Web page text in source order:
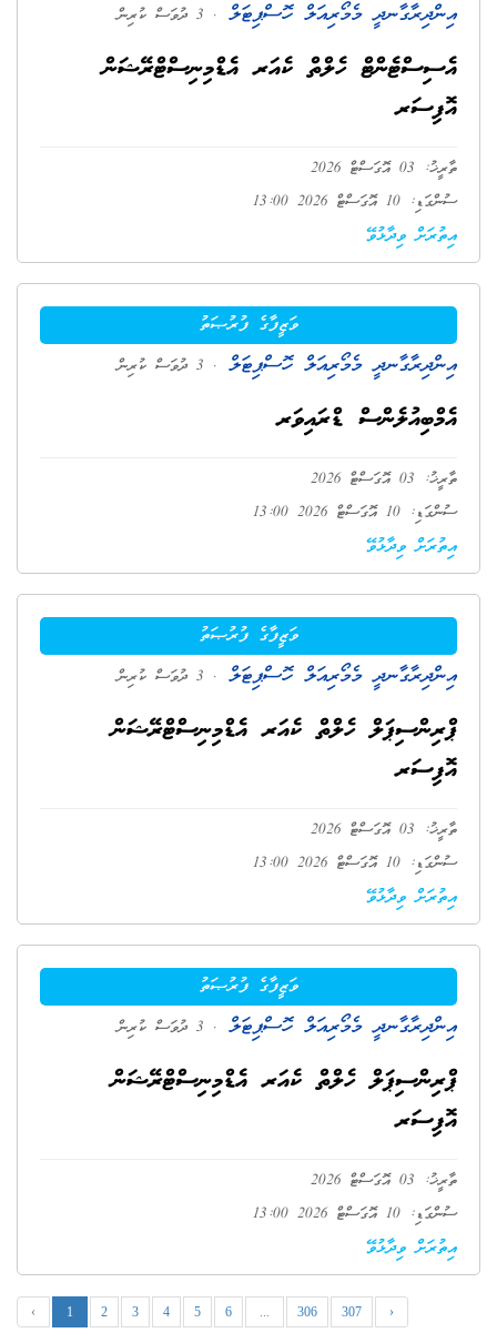
އިންދިރާގާނދީ މެމޯރިއަލް ހޮސްޕިޓަލް . 3 ދުވަސް ކުރިން
އެސިސްޓެންޓް ހެލްތް ކެއަރ އެޑްމިނިސްޓްރޭޝަން
އޮފިސަރ
ތާރީޚު: 03 އޮގަސްޓް 2026
ސުންގަޑި: 10 އޮގަސްޓް 2026 13:00
އިތުރަށް ވިދާޅުވޭ
ވަޒީފާގެ ފުރުޞަތު
އިންދިރާގާނދީ މެމޯރިއަލް ހޮސްޕިޓަލް . 3 ދުވަސް ކުރިން
އެމްބިއުލެންސް ޑްރައިވަރ
ތާރީޚު: 03 އޮގަސްޓް 2026
ސުންގަޑި: 10 އޮގަސްޓް 2026 13:00
އިތުރަށް ވިދާޅުވޭ
ވަޒީފާގެ ފުރުޞަތު
އިންދިރާގާނދީ މެމޯރިއަލް ހޮސްޕިޓަލް . 3 ދުވަސް ކުރިން
ޕްރިންސިޕަލް ހެލްތް ކެއަރ އެޑްމިނިސްޓްރޭޝަން
އޮފިސަރ
ތާރީޚު: 03 އޮގަސްޓް 2026
ސުންގަޑި: 10 އޮގަސްޓް 2026 13:00
އިތުރަށް ވިދާޅުވޭ
ވަޒީފާގެ ފުރުޞަތު
އިންދިރާގާނދީ މެމޯރިއަލް ހޮސްޕިޓަލް . 3 ދުވަސް ކުރިން
ޕްރިންސިޕަލް ހެލްތް ކެއަރ އެޑްމިނިސްޓްރޭޝަން
އޮފިސަރ
ތާރީޚު: 03 އޮގަސްޓް 2026
ސުންގަޑި: 10 އޮގަސްޓް 2026 13:00
އިތުރަށް ވިދާޅުވޭ
‹ 1 2 3 4 5 6 ... 306 307 ›